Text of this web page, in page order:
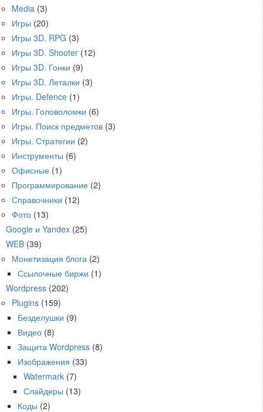
Media (3)
Игры (20)
Игры 3D. RPG (3)
Игры 3D. Shooter (12)
Игры 3D. Гонки (9)
Игры 3D. Леталки (3)
Игры. Defence (1)
Игры. Головоломки (6)
Игры. Поиск предметов (3)
Игры. Стратегии (2)
Инструменты (6)
Офисные (1)
Программирование (2)
Справочники (12)
Фото (13)
Google и Yandex (25)
WEB (39)
Монетизация блога (2)
Ссылочные биржи (1)
Wordpress (202)
Plugins (159)
Безделушки (9)
Видео (8)
Защита Wordpress (8)
Изображения (33)
Watermark (7)
Слайдеры (13)
Коды (2)